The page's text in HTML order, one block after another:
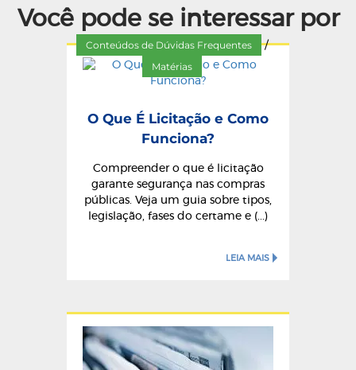
Você pode se interessar por
Conteúdos de Dúvidas Frequentes /
Matérias
O Que É Licitação e Como
Funciona?
Compreender o que é licitação
garante segurança nas compras
públicas. Veja um guia sobre tipos,
legislação, fases do certame e (...)
LEIA MAIS